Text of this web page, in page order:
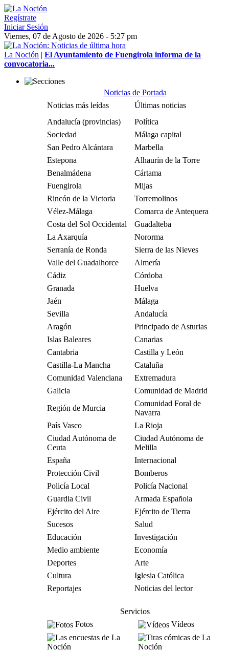
Regístrate
Iniciar Sesión
Viernes, 07 de Agosto de 2026 - 5:27 pm
La Noción | El Ayuntamiento de Fuengirola informa de la
convocatoria...
Noticias de Portada
Noticias más leídas
Últimas noticias
Andalucía (provincias)
Política
Sociedad
Málaga capital
San Pedro Alcántara
Marbella
Estepona
Alhaurín de la Torre
Benalmádena
Cártama
Fuengirola
Mijas
Rincón de la Victoria
Torremolinos
Vélez-Málaga
Comarca de Antequera
Costa del Sol Occidental
Guadalteba
La Axarquía
Nororma
Serranía de Ronda
Sierra de las Nieves
Valle del Guadalhorce
Almería
Cádiz
Córdoba
Granada
Huelva
Jaén
Málaga
Sevilla
Andalucía
Aragón
Principado de Asturias
Islas Baleares
Canarias
Cantabria
Castilla y León
Castilla-La Mancha
Cataluña
Comunidad Valenciana
Extremadura
Galicia
Comunidad de Madrid
Región de Murcia
Comunidad Foral de
Navarra
País Vasco
La Rioja
Ciudad Autónoma de
Ceuta
Ciudad Autónoma de
Melilla
España
Internacional
Protección Civil
Bomberos
Policía Local
Policía Nacional
Guardia Civil
Armada Española
Ejército del Aire
Ejército de Tierra
Sucesos
Salud
Educación
Investigación
Medio ambiente
Economía
Deportes
Arte
Cultura
Iglesia Católica
Reportajes
Noticias del lector
Servicios
Fotos
Vídeos